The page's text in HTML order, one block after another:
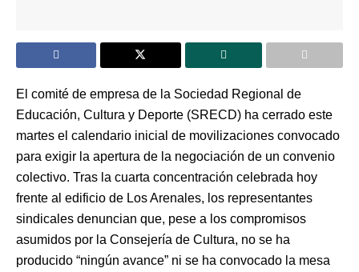
El comité de empresa de la Sociedad Regional de
Educación, Cultura y Deporte (SRECD) ha cerrado este
martes el calendario inicial de movilizaciones convocado
para exigir la apertura de la negociación de un convenio
colectivo. Tras la cuarta concentración celebrada hoy
frente al edificio de Los Arenales, los representantes
sindicales denuncian que, pese a los compromisos
asumidos por la Consejería de Cultura, no se ha
producido “ningún avance” ni se ha convocado la mesa